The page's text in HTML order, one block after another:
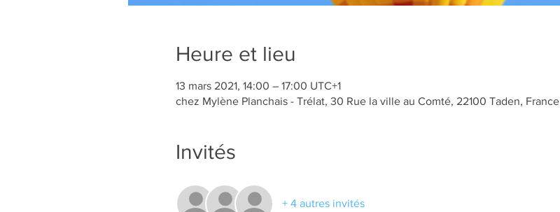
Heure et lieu
13 mars 2021, 14:00 – 17:00 UTC+1
chez Mylène Planchais - Trélat, 30 Rue la ville au Comté, 22100 Taden, France
Invités
+ 4 autres invités